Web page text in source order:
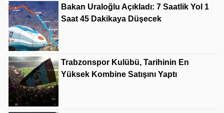
Bakan Uraloğlu Açıkladı: 7 Saatlik Yol 1
Saat 45 Dakikaya Düşecek
Trabzonspor Kulübü, Tarihinin En
Yüksek Kombine Satışını Yaptı